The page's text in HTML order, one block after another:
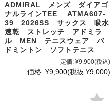
ADMIRAL メンズ ダイアゴ
ナルラインTEE ATMA607-
39 2026SS サックス 吸水
速乾 ストレッチ アドミラ
ル MEN テニスウェア バ
ドミントン ソフトテニス
定価: ¥9,900(税込)
価格: ¥9,900(税抜 ¥9,000)